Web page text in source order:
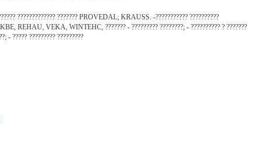
????????????? ??????? PROVEDAL; KRAUSS. -??????????? ??????????
REHAU, VEKA, WINTEHC, ??????? - ????????? ????????; - ?????????? ? ???????
- ????? ????????? ?????????